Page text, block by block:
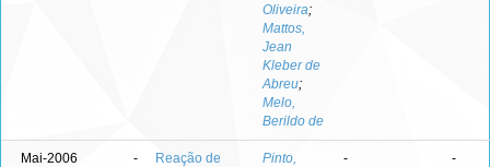
Oliveira;
Mattos,
Jean
Kleber de
Abreu;
Melo,
Berildo de
Mai-2006 -
Reação de
Pinto,
- -